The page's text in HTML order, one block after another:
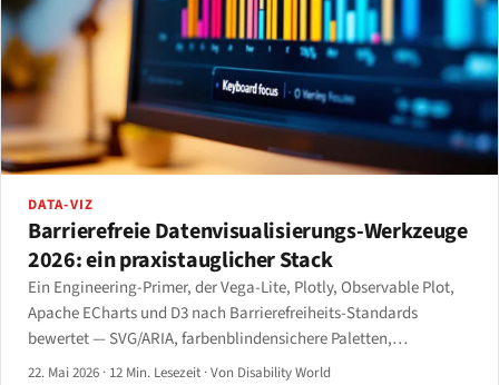
DATA-VIZ
Barrierefreie Datenvisualisierungs-Werkzeuge
2026: ein praxistauglicher Stack
Ein Engineering-Primer, der Vega-Lite, Plotly, Observable Plot,
Apache ECharts und D3 nach Barrierefreiheits-Standards
bewertet — SVG/ARIA, farbenblindensichere Paletten,
tastaturnavigierbare Datenpunkte und Screenreader-Hierarchie
22. Mai 2026 · 12 Min. Lesezeit ·Von Disability World